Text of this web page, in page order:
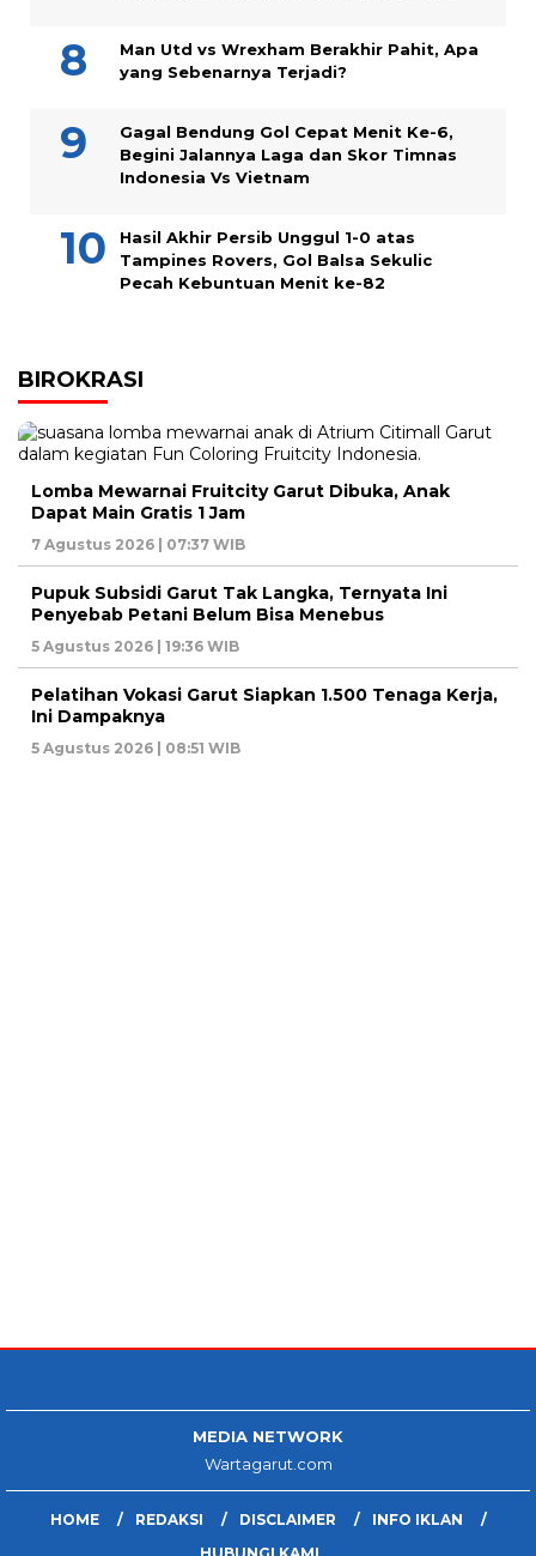
Man Utd vs Wrexham Berakhir Pahit, Apa
yang Sebenarnya Terjadi?
Gagal Bendung Gol Cepat Menit Ke-6,
Begini Jalannya Laga dan Skor Timnas
Indonesia Vs Vietnam
Hasil Akhir Persib Unggul 1-0 atas
Tampines Rovers, Gol Balsa Sekulic
Pecah Kebuntuan Menit ke-82
BIROKRASI
Lomba Mewarnai Fruitcity Garut Dibuka, Anak
Dapat Main Gratis 1 Jam
7 Agustus 2026 | 07:37 WIB
Pupuk Subsidi Garut Tak Langka, Ternyata Ini
Penyebab Petani Belum Bisa Menebus
5 Agustus 2026 | 19:36 WIB
Pelatihan Vokasi Garut Siapkan 1.500 Tenaga Kerja,
Ini Dampaknya
5 Agustus 2026 | 08:51 WIB
MEDIA NETWORK
Wartagarut.com
HOME REDAKSI DISCLAIMER
INFO IKLAN